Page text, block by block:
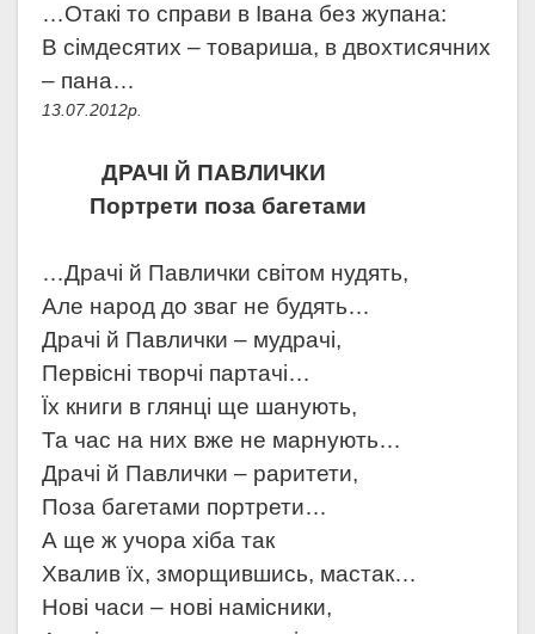
…Отакі то справи в Івана без жупана:
В сімдесятих – товариша, в двохтисячних
– пана…
13.07.2012р.
ДРАЧІ Й ПАВЛИЧКИ
Портрети поза багетами
…Драчі й Павлички світом нудять,
Але народ до зваг не будять…
Драчі й Павлички – мудрачі,
Первісні творчі партачі…
Їх книги в глянці ще шанують,
Та час на них вже не марнують…
Драчі й Павлички – раритети,
Поза багетами портрети…
А ще ж учора хіба так
Хвалив їх, зморщившись, мастак…
Нові часи – нові намісники,